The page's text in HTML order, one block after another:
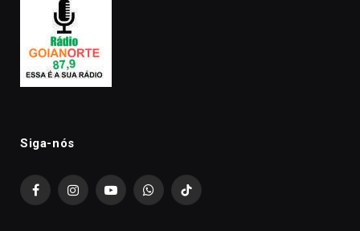
Siga-nós
FacebookInstagramYouTubeWhatsAppTikTok